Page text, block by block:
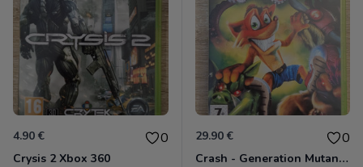
4.90 € 0
Crysis 2 Xbox 360
29.90 € 0
Crash - Generation Mutant Xbox 360